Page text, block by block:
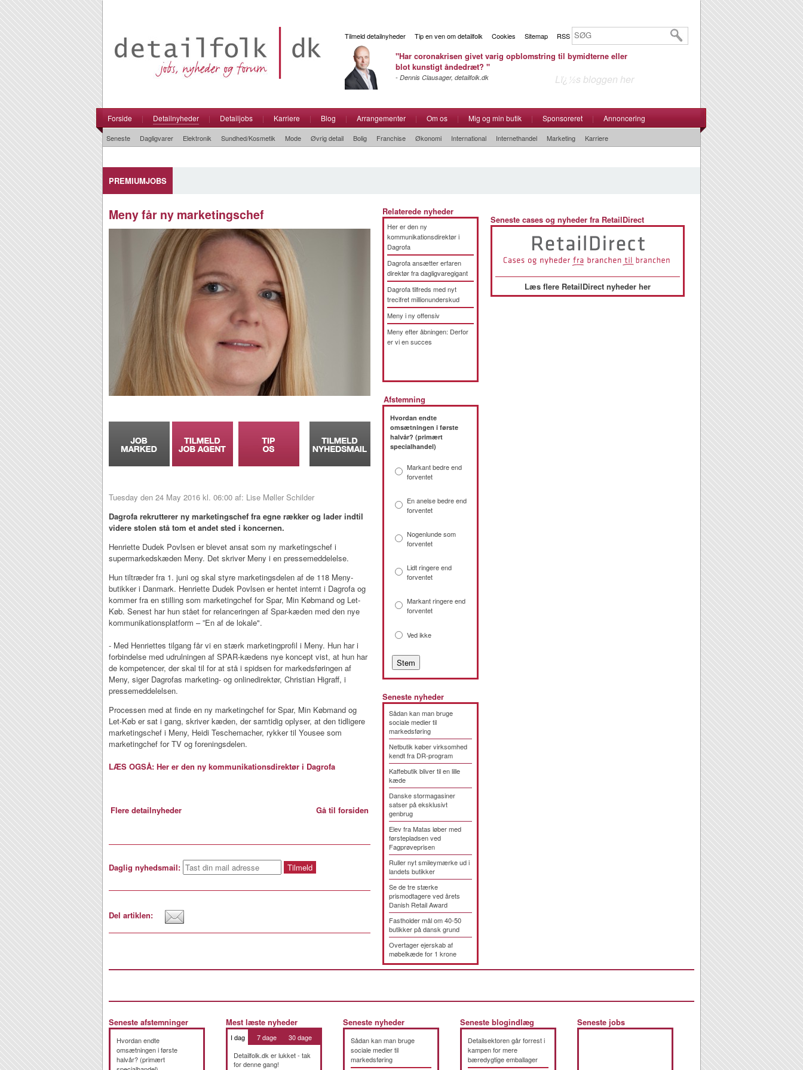
Tilmeld detailnyheder Tip en ven om detailfolk Cookies Sitemap RSS
"Har coronakrisen givet varig opblomstring til bymidterne eller
blot kunstigt åndedræt? "
- Dennis Clausager, detailfolk.dk Lï¿½s bloggen her
Forside | Detailnyheder | Detailjobs | Karriere | Blog | Arrangementer | Om os | Mig og min butik | Sponsoreret | Annoncering
Seneste Dagligvarer Elektronik Sundhed/Kosmetik Mode Øvrig detail Bolig Franchise Økonomi International Internethandel Marketing Karriere
PREMIUMJOBS
Meny får ny marketingschef
Tuesday den 24 May 2016 kl. 06:00 af: Lise Møller Schilder
Dagrofa rekrutterer ny marketingschef fra egne rækker og lader indtil
videre stolen stå tom et andet sted i koncernen.
Henriette Dudek Povlsen er blevet ansat som ny marketingschef i
supermarkedskæden Meny. Det skriver Meny i en pressemeddelelse.
Hun tiltræder fra 1. juni og skal styre marketingsdelen af de 118 Meny-
butikker i Danmark. Henriette Dudek Povlsen er hentet internt i Dagrofa og
kommer fra en stilling som marketingchef for Spar, Min Købmand og Let-
Køb. Senest har hun stået for relanceringen af Spar-kæden med den nye
kommunikationsplatform – ”En af de lokale".
- Med Henriettes tilgang får vi en stærk marketingprofil i Meny. Hun har i
forbindelse med udrulningen af SPAR-kædens nye koncept vist, at hun har
de kompetencer, der skal til for at stå i spidsen for markedsføringen af
Meny, siger Dagrofas marketing- og onlinedirektør, Christian Higraff, i
pressemeddelelsen.
Processen med at finde en ny marketingchef for Spar, Min Købmand og
Let-Køb er sat i gang, skriver kæden, der samtidig oplyser, at den tidligere
marketingschef i Meny, Heidi Teschemacher, rykker til Yousee som
marketingchef for TV og foreningsdelen.
LÆS OGSÅ: Her er den ny kommunikationsdirektør i Dagrofa
Flere detailnyheder Gå til forsiden
Daglig nyhedsmail:
Del artiklen:
Relaterede nyheder
Her er den ny
kommunikationsdirektør i
Dagrofa
Dagrofa ansætter erfaren
direktør fra dagligvaregigant
Dagrofa tilfreds med nyt
trecifret millionunderskud
Meny i ny offensiv
Meny efter åbningen: Derfor
er vi en succes
Afstemning
Hvordan endte
omsætningen i første
halvår? (primært
specialhandel)
Markant bedre end
forventet
En anelse bedre end
forventet
Nogenlunde som
forventet
Lidt ringere end
forventet
Markant ringere end
forventet
Ved ikke
Seneste nyheder
Sådan kan man bruge
sociale medier til
markedsføring
Netbutik køber virksomhed
kendt fra DR-program
Kaffebutik bliver til en lille
kæde
Danske stormagasiner
satser på eksklusivt
genbrug
Elev fra Matas løber med
førstepladsen ved
Fagprøveprisen
Ruller nyt smileymærke ud i
landets butikker
Se de tre stærke
prismodtagere ved årets
Danish Retail Award
Fastholder mål om 40-50
butikker på dansk grund
Overtager ejerskab af
møbelkæde for 1 krone
Seneste cases og nyheder fra RetailDirect
Læs flere RetailDirect nyheder her
Seneste afstemninger
Hvordan endte
omsætningen i første
halvår? (primært
Mest læste nyheder
I dag 7 dage
30 dage
Detailfolk.dk er lukket - tak
for denne gang!
Seneste nyheder
Sådan kan man bruge
sociale medier til
markedsføring
Seneste blogindlæg
Detailsektoren går forrest i
kampen for mere
bæredygtige emballager
Seneste jobs